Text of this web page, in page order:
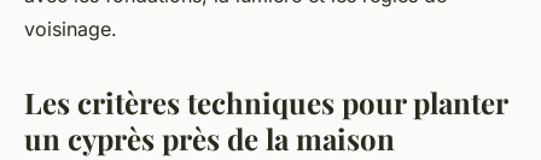
voisinage.
Les critères techniques pour planter
un cyprès près de la maison